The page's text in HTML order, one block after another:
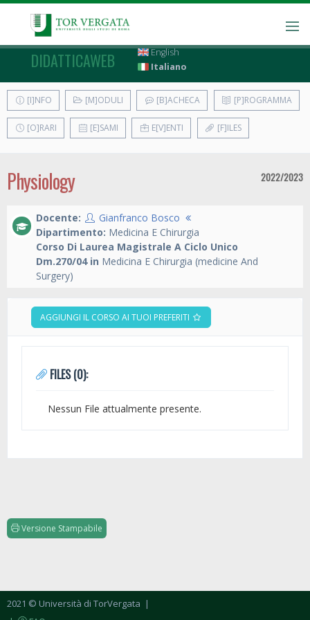
DIDATTICAWEB
English
Italiano
[I]NFO [M]ODULI [B]ACHECA [P]ROGRAMMA
[O]RARI [E]SAMI E[V]ENTI [F]ILES
Physiology 2022/2023
Docente:
Gianfranco Bosco
Dipartimento: Medicina E Chirurgia
Corso Di Laurea Magistrale A Ciclo Unico
Dm.270/04 in Medicina E Chirurgia (medicine And
Surgery)
AGGIUNGI IL CORSO AI TUOI PREFERITI
FILES (0):
Nessun File attualmente presente.
Versione Stampabile
2021 © Università di TorVergata |